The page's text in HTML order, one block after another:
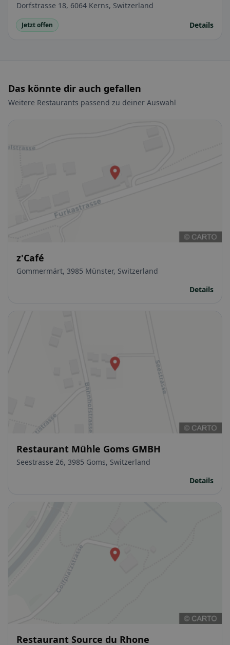
Dorfstrasse 18, 6064 Kerns, Switzerland
Jetzt offen Details
Das könnte dir auch gefallen
Weitere Restaurants passend zu deiner Auswahl
z'Café
Gommermärt, 3985 Münster, Switzerland
Details
Restaurant Mühle Goms GMBH
Seestrasse 26, 3985 Goms, Switzerland
Details
Restaurant Source du Rhone